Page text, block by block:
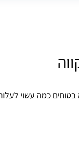
כמה עשוי